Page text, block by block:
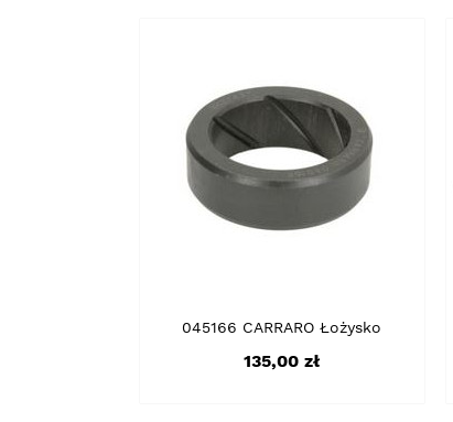
045166 CARRARO Łożysko
Cena
135,00 zł